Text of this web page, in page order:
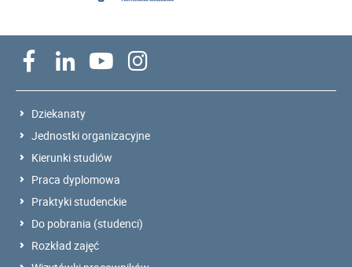
Dziekanaty
Jednostki organizacyjne
Kierunki studiów
Praca dyplomowa
Praktyki studenckie
Do pobrania (studenci)
Rozkład zajęć